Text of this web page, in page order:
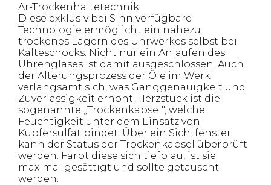
Ar-Trockenhaltetechnik:
Diese exklusiv bei Sinn verfügbare
Technologie ermöglicht ein nahezu
trockenes Lagern des Uhrwerkes selbst bei
Kälteschocks. Nicht nur ein Anlaufen des
Uhrenglases ist damit ausgeschlossen. Auch
der Alterungsprozess der Öle im Werk
verlangsamt sich, was Ganggenauigkeit und
Zuverlässigkeit erhöht. Herzstück ist die
sogenannte „Trockenkapsel", welche
Feuchtigkeit unter dem Einsatz von
Kupfersulfat bindet. Über ein Sichtfenster
kann der Status der Trockenkapsel überprüft
werden. Färbt diese sich tiefblau, ist sie
maximal gesättigt und sollte getauscht
werden.